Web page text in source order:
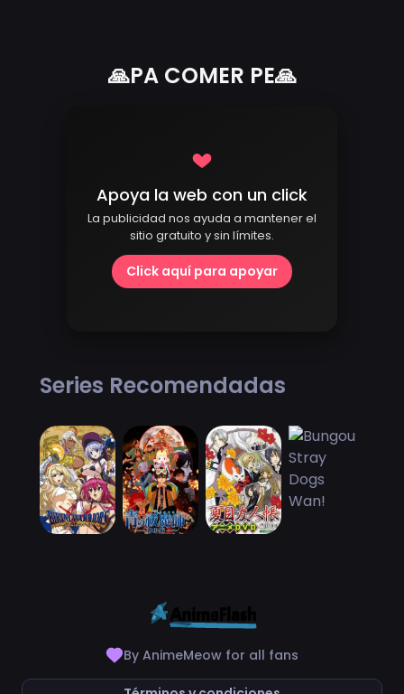
🙏PA COMER PE🙏
Apoya la web con un click
La publicidad nos ayuda a mantener el
sitio gratuito y sin límites.
Click aquí para apoyar
Series Recomendadas
By AnimeMeow for all fans